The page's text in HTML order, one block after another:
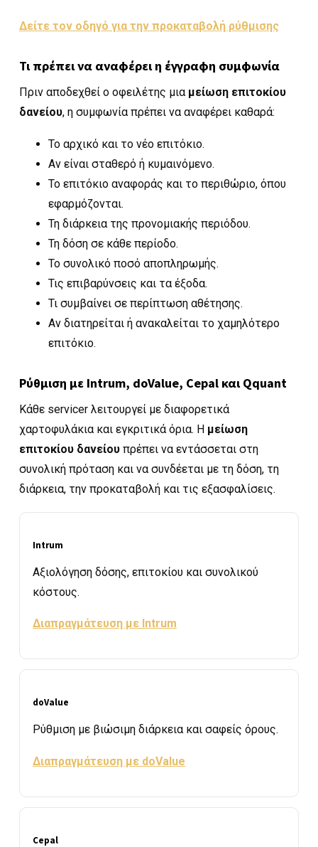
Δείτε τον οδηγό για την προκαταβολή ρύθμισης
Τι πρέπει να αναφέρει η έγγραφη συμφωνία
Πριν αποδεχθεί ο οφειλέτης μια μείωση επιτοκίου
δανείου, η συμφωνία πρέπει να αναφέρει καθαρά:
Το αρχικό και το νέο επιτόκιο.
Αν είναι σταθερό ή κυμαινόμενο.
Το επιτόκιο αναφοράς και το περιθώριο, όπου
εφαρμόζονται.
Τη διάρκεια της προνομιακής περιόδου.
Τη δόση σε κάθε περίοδο.
Το συνολικό ποσό αποπληρωμής.
Τις επιβαρύνσεις και τα έξοδα.
Τι συμβαίνει σε περίπτωση αθέτησης.
Αν διατηρείται ή ανακαλείται το χαμηλότερο
επιτόκιο.
Ρύθμιση με Intrum, doValue, Cepal και Qquant
Κάθε servicer λειτουργεί με διαφορετικά
χαρτοφυλάκια και εγκριτικά όρια. Η μείωση
επιτοκίου δανείου πρέπει να εντάσσεται στη
συνολική πρόταση και να συνδέεται με τη δόση, τη
διάρκεια, την προκαταβολή και τις εξασφαλίσεις.
Intrum
Αξιολόγηση δόσης, επιτοκίου και συνολικού
κόστους.
Διαπραγμάτευση με Intrum
doValue
Ρύθμιση με βιώσιμη διάρκεια και σαφείς όρους.
Διαπραγμάτευση με doValue
Cepal